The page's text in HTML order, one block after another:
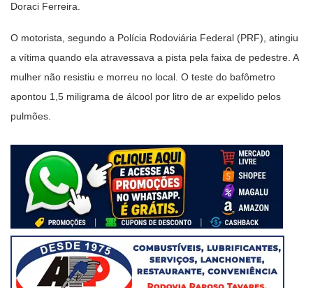
Doraci Ferreira.
O motorista, segundo a Polícia Rodoviária Federal (PRF), atingiu
a vítima quando ela atravessava a pista pela faixa de pedestre. A
mulher não resistiu e morreu no local. O teste do bafômetro
apontou 1,5 miligrama de álcool por litro de ar expelido pelos
pulmões.